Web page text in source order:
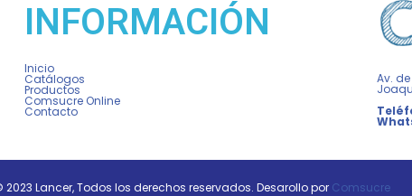
INFORMACIÓN
Inicio
Catálogos
Productos
Comsucre Online
Contacto
Av.
2023 Lancer, Todos los derechos reservados. Desarollo por Comsucre